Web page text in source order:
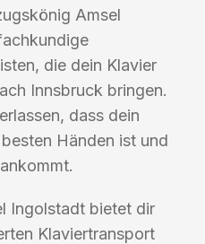
Amsel
die dein Klavier
Innsbruck bringen.
dass dein
Händen ist und
Ingolstadt bietet dir
Klaviertransport